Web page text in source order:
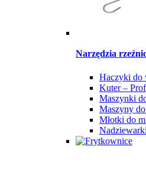
Narzędzia
Haczyki do
Kuter –
Maszynki
Maszyny
Młotki do